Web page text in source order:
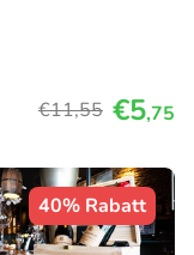
€11,55 €5,75
40% Rabatt